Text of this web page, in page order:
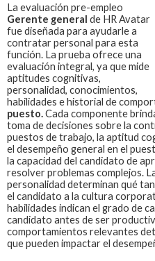
La evaluación pre-empleo
Gerente general de HR Avatar
fue diseñada para ayudarle a
contratar personal para esta
función. La prueba ofrece una
evaluación integral, ya que mide
aptitudes cognitivas,
personalidad, conocimientos,
habilidades e historial de
puesto.Cada componente
toma de decisiones sobre la
puestos de trabajo, la aptitud
el desempeño general en el
la capacidad del candidato de
resolver problemas complejos.
personalidad determinan qué
el candidato a la cultura
habilidades indican el grado de
candidato antes de ser
comportamientos relevantes
que pueden impactar el